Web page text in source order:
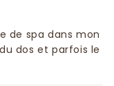
de spa dans mon
dos et parfois le